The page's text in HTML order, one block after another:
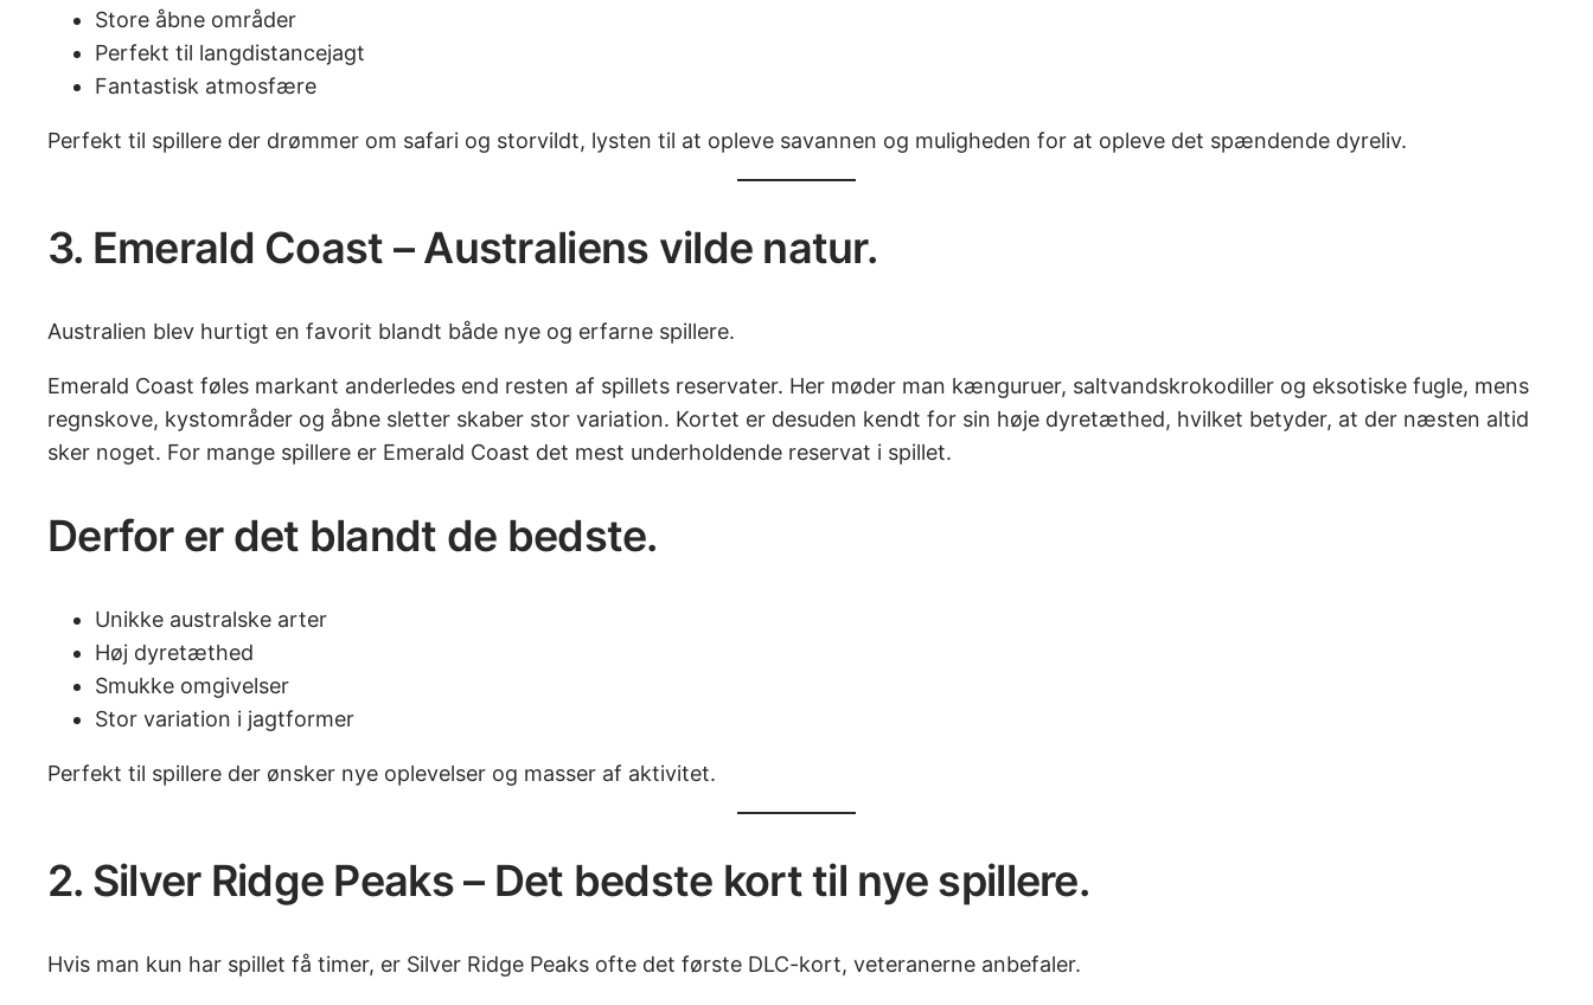
Store åbne områder
Perfekt til langdistancejagt
Fantastisk atmosfære
Perfekt til spillere der drømmer om safari og storvildt, lysten til at opleve savannen og muligheden for at opleve det spændende dyreliv.
3. Emerald Coast – Australiens vilde natur.
Australien blev hurtigt en favorit blandt både nye og erfarne spillere.
Emerald Coast føles markant anderledes end resten af spillets reservater. Her møder man kænguruer, saltvandskrokodiller og eksotiske fugle, mens
regnskove, kystområder og åbne sletter skaber stor variation. Kortet er desuden kendt for sin høje dyretæthed, hvilket betyder, at der næsten altid
sker noget. For mange spillere er Emerald Coast det mest underholdende reservat i spillet.
Derfor er det blandt de bedste.
Unikke australske arter
Høj dyretæthed
Smukke omgivelser
Stor variation i jagtformer
Perfekt til spillere der ønsker nye oplevelser og masser af aktivitet.
2. Silver Ridge Peaks – Det bedste kort til nye spillere.
Hvis man kun har spillet få timer, er Silver Ridge Peaks ofte det første DLC-kort, veteranerne anbefaler.